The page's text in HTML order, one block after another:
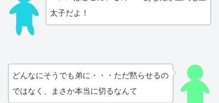
太子だよ！
どんなにそうでも弟に・・・ただ黙らせるの
ではなく、まさか本当に切るなんて